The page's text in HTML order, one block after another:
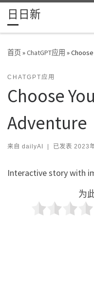
Skip to content
日日新
首页»ChatGPT应用 »
CHATGPT应用
Choose
Adventure
来自 dailyAI | 已发表 2023
Interactive story with
为